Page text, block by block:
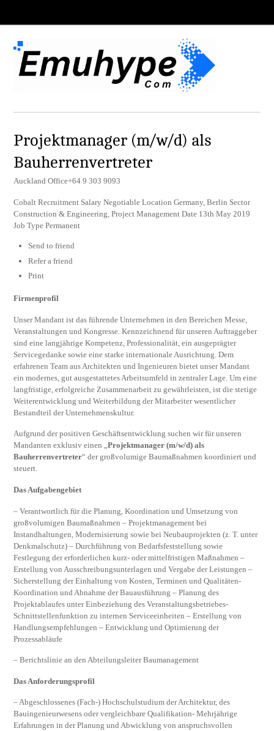
Projektmanager (m/w/d) als
Bauherrenvertreter
Auckland Office+64 9 303 9093
Cobalt Recruitment Salary Negotiable Location Germany, Berlin Sector
Construction & Engineering, Project Management Date 13th May 2019
Job Type Permanent
Send to friend
Refer a friend
Print
Firmenprofil
Unser Mandant ist das führende Unternehmen in den Bereichen Messe,
Veranstaltungen und Kongresse. Kennzeichnend für unseren Auftraggeber
sind eine langjährige Kompetenz, Professionalität, ein ausgeprägter
Servicegedanke sowie eine starke internationale Ausrichtung. Dem
erfahrenen Team aus Architekten und Ingenieuren bietet unser Mandant
ein modernes, gut ausgestattetes Arbeitsumfeld in zentraler Lage. Um eine
langfristige, erfolgreiche Zusammenarbeit zu gewährleisten, ist die stetige
Weiterentwicklung und Weiterbildung der Mitarbeiter wesentlicher
Bestandteil der Unternehmenskultur.
Aufgrund der positiven Geschäftsentwicklung suchen wir für unseren
Mandanten exklusiv einen „Projektmanager (m/w/d) als
Bauherrenvertreter“ der großvolumige Baumaßnahmen koordiniert und
steuert.
Das Aufgabengebiet
– Verantwortlich für die Planung, Koordination und Umsetzung von
großvolumigen Baumaßnahmen – Projektmanagement bei
Instandhaltungen, Modernisierung sowie bei Neubauprojekten (z. T. unter
Denkmalschutz) – Durchführung von Bedarfsfeststellung sowie
Festlegung der erforderlichen kurz- oder mittelfristigen Maßnahmen –
Erstellung von Ausschreibungsunterlagen und Vergabe der Leistungen –
Sicherstellung der Einhaltung von Kosten, Terminen und Qualitäten-
Koordination und Abnahme der Bauausführung – Planung des
Projektablaufes unter Einbeziehung des Veranstaltungsbetriebes-
Schnittstellenfunktion zu internen Serviceeinheiten – Erstellung von
Handlungsempfehlungen – Entwicklung und Optimierung der
Prozessabläufe
– Berichtslinie an den Abteilungsleiter Baumanagement
Das Anforderungsprofil
– Abgeschlossenes (Fach-) Hochschulstudium der Architektur, des
Bauingenieurwesens oder vergleichbare Qualifikation- Mehrjährige
Erfahrungen in der Planung und Abwicklung von anspruchsvollen